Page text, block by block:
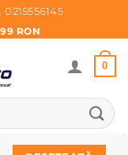
0215556145
RON
0